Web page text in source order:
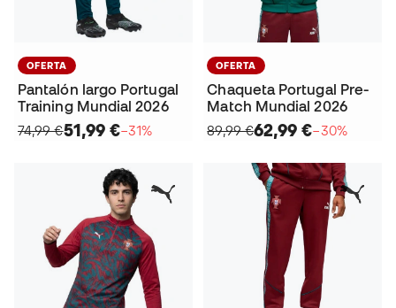
OFERTA
Pantalón largo Portugal
Training Mundial 2026
74,99 €51,99 €−31%
OFERTA
Chaqueta Portugal Pre-
Match Mundial 2026
89,99 €62,99 €−30%